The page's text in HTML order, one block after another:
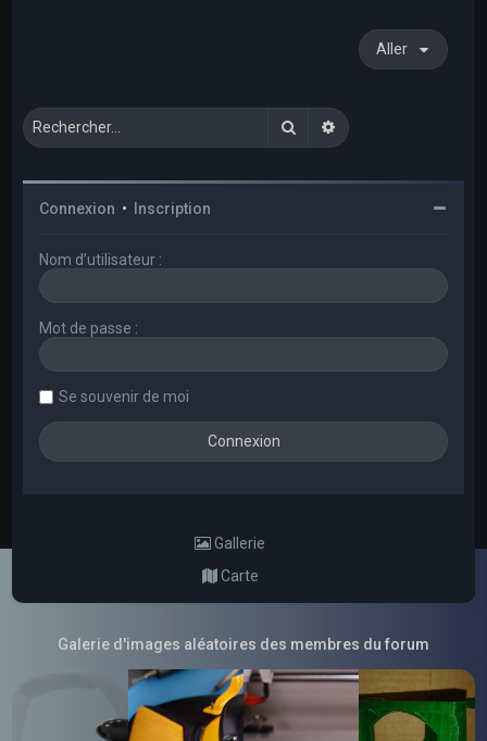
Aller
RechercherRecherche avancée
Connexion • Inscription
Nom d’utilisateur :
Mot de passe :
Se souvenir de moi
Gallerie
Carte
Galerie d'images aléatoires des membres du forum